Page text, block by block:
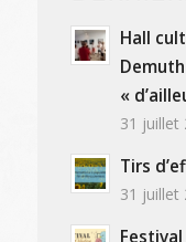
Hall
«
31 juillet
Tirs
31 juillet
Festival